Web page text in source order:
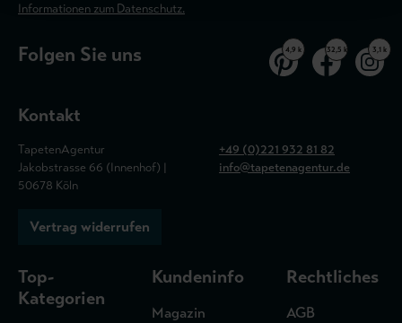
Informationen zum Datenschutz.
Folgen Sie uns 4,9 k 32,5 k 3,1 k
Kontakt
TapetenAgentur
Jakobstrasse 66 (Innenhof) |
50678 Köln
+49 (0)221 932 81 82
info@tapetenagentur.de
Vertrag widerrufen
Top-
Kategorien
Kundeninfo
Magazin
Rechtliches
AGB